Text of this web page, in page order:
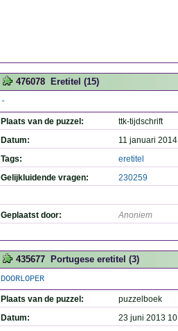
476078 Eretitel (15)
-
Plaats van de puzzel:
ttk-tijdschrift
Datum:
11 januari
Tags:
eretitel
Gelijkluidende vragen:
230259
Geplaatst door: Anoniem
435677 Portugese eretitel (3)
DOORLOPER
Plaats van de puzzel:
puzzelboek
Datum:
23 juni 2013